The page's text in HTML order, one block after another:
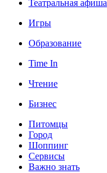
Театральная афиша
Игры
Образование
Time In
Чтение
Бизнес
Питомцы
Город
Шоппинг
Сервисы
Важно знать